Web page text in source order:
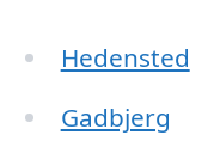
Hedensted
Gadbjerg